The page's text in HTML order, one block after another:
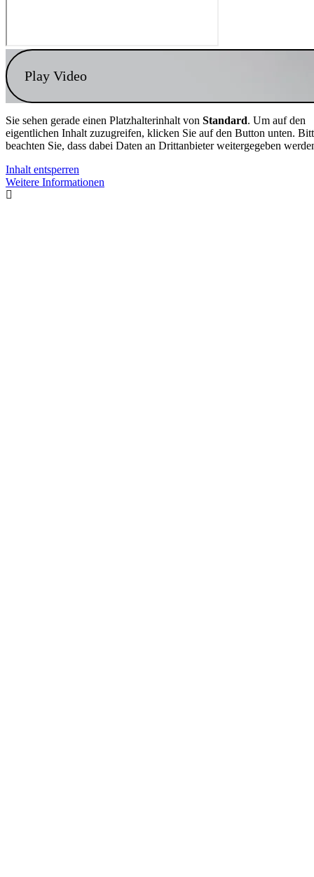
Play Video
Sie sehen gerade einen Platzhalterinhalt von Standard. Um auf den
eigentlichen Inhalt zuzugreifen, klicken Sie auf den Button unten.
beachten Sie, dass dabei Daten an Drittanbieter weitergegeben
Inhalt entsperren
Weitere Informationen